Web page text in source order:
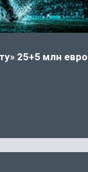
25+5 млн евро